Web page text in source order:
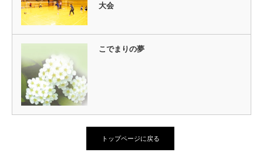
大会
こでまりの夢
トップページに戻る